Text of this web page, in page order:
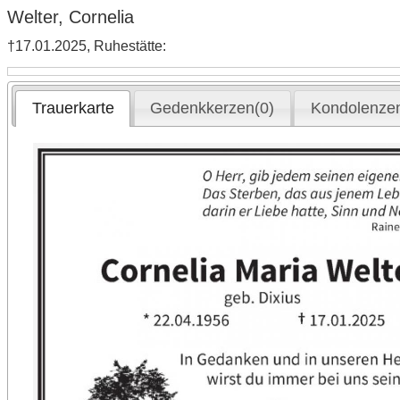
Welter, Cornelia
†17.01.2025, Ruhestätte:
Trauerkarte Gedenkkerzen(0)